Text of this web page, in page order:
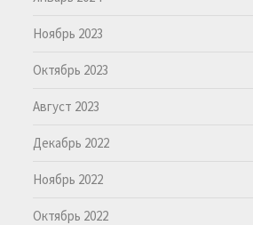
Ноябрь 2023
Октябрь 2023
Август 2023
Декабрь 2022
Ноябрь 2022
Октябрь 2022